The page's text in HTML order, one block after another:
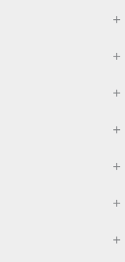
+
+
+
+
+
+
+